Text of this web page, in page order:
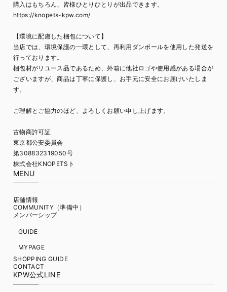
購入はもちろん、皆様ひとりひとりが出品できます。
https://knopets-kpw.com/
【環境に配慮した梱包について】
当店では、環境保護の一環として、再利用ダンボールを使用した発送を
行っております。
梱包材がリユース品であるため、外箱に他社ロゴや使用感がある場合が
ございますが、商品は丁寧に保護し、お手元に安全にお届けいたしま
す。
ご理解とご協力のほど、よろしくお願い申し上げます。
古物商許可証
東京都公安委員会
第308832319050号
株式会社KNOPETSト
MENU
店舗情報
COMMUNITY（準備中）
メンバーシップ
GUIDE
MYPAGE
SHOPPING GUIDE
CONTACT
KPW公式LINE